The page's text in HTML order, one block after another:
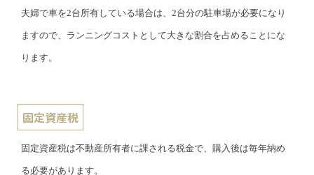
夫婦で車を2台所有している場合は、2台分の駐車場が必要になり
ますので、ランニングコストとして大きな割合を占めることにな
ります。
固定資産税
固定資産税は不動産所有者に課される税金で、購入後は毎年納め
る必要があります。